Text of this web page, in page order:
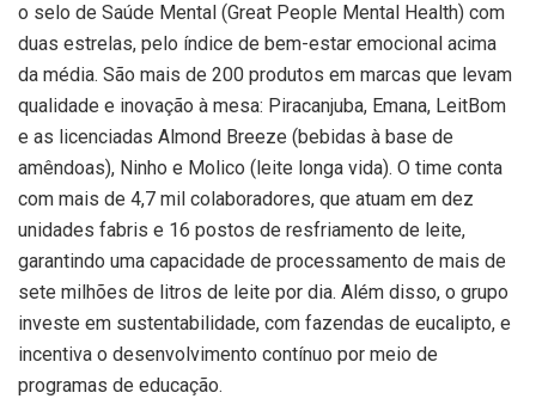
o selo de Saúde Mental (Great People Mental Health) com
duas estrelas, pelo índice de bem-estar emocional acima
da média. São mais de 200 produtos em marcas que levam
qualidade e inovação à mesa: Piracanjuba, Emana, LeitBom
e as licenciadas Almond Breeze (bebidas à base de
amêndoas), Ninho e Molico (leite longa vida). O time conta
com mais de 4,7 mil colaboradores, que atuam em dez
unidades fabris e 16 postos de resfriamento de leite,
garantindo uma capacidade de processamento de mais de
sete milhões de litros de leite por dia. Além disso, o grupo
investe em sustentabilidade, com fazendas de eucalipto, e
incentiva o desenvolvimento contínuo por meio de
programas de educação.